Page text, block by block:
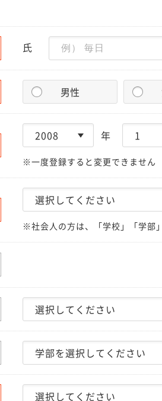
氏
男性
年
※一度登録すると変更できません
※社会人の方は、「学校」「学部